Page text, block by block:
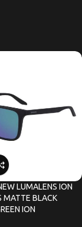
LUMALENS ION
MATTE BLACK
ION